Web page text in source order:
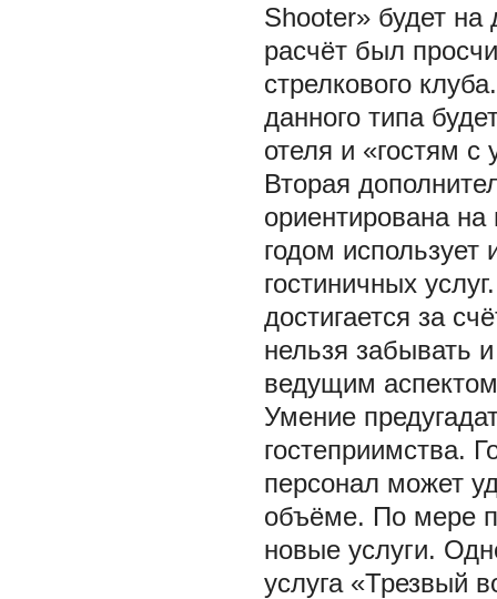
Shooter» будет на
расчёт был
стрелкового
данного типа
отеля и «гостям с
Вторая
ориентирована
годом
гостиничных
достигается за
нельзя забывать
ведущим
Умение
гостеприимства.
персонал может
объёме. По мере
новые услуги.
услуга «Трезвый